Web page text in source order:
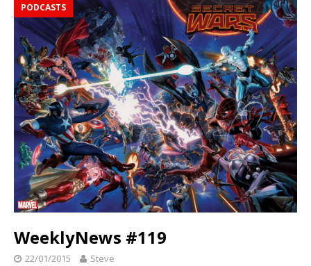
PODCASTS
WeeklyNews #119
22/01/2015 Steve